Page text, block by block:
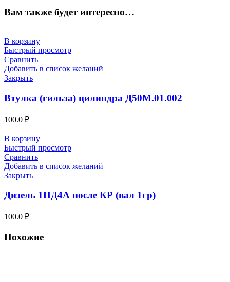
Вам также будет интересно…
В корзину
Быстрый просмотр
Сравнить
Добавить в список желаний
Закрыть
Втулка (гильза) цилиндра Д50М.01.002
100.0 ₽
В корзину
Быстрый просмотр
Сравнить
Добавить в список желаний
Закрыть
Дизель 1ПД4А после КР (вал 1гр)
100.0 ₽
Похожие